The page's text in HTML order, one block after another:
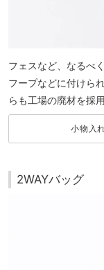
フェスなど、なるべ
フープなどに付けら
らも工場の廃材を採
小物入
2WAYバッグ